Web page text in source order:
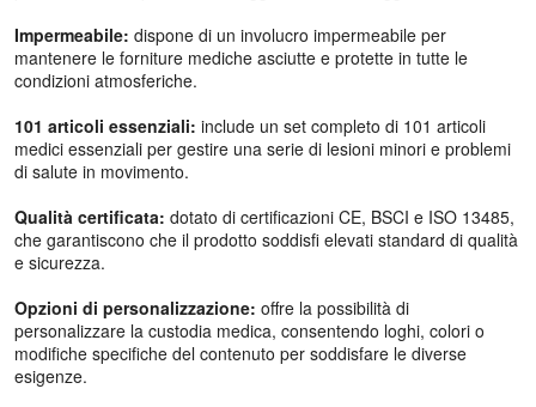
Impermeabile: dispone di un involucro impermeabile per
mantenere le forniture mediche asciutte e protette in tutte le
condizioni atmosferiche.
101 articoli essenziali: include un set completo di 101 articoli
medici essenziali per gestire una serie di lesioni minori e problemi
di salute in movimento.
Qualità certificata: dotato di certificazioni CE, BSCI e ISO 13485,
che garantiscono che il prodotto soddisfi elevati standard di qualità
e sicurezza.
Opzioni di personalizzazione: offre la possibilità di
personalizzare la custodia medica, consentendo loghi, colori o
modifiche specifiche del contenuto per soddisfare le diverse
esigenze.